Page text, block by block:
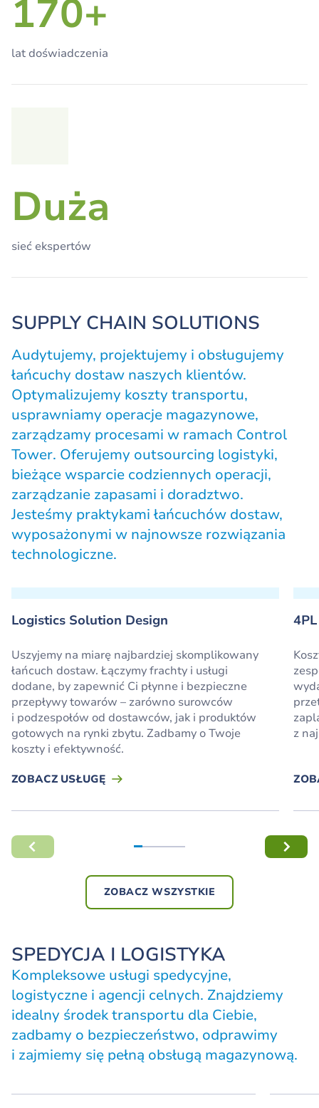
170+
lat doświadczenia
Duża
sieć ekspertów
SUPPLY CHAIN SOLUTIONS
Audytujemy, projektujemy i obsługujemy
łańcuchy dostaw naszych klientów.
Optymalizujemy koszty transportu,
usprawniamy operacje magazynowe,
zarządzamy procesami w ramach Control
Tower. Oferujemy outsourcing logistyki,
bieżące wsparcie codziennych operacji,
zarządzanie zapasami i doradztwo.
Jesteśmy praktykami łańcuchów dostaw,
wyposażonymi w najnowsze rozwiązania
technologiczne.
Logistics Solution Design
Uszyjemy na miarę najbardziej skomplikowany
łańcuch dostaw. Łączymy frachty i usługi
dodane, by zapewnić Ci płynne i bezpieczne
przepływy towarów – zarówno surowców
i podzespołów od dostawców, jak i produktów
gotowych na rynki zbytu. Zadbamy o Twoje
koszty i efektywność.
ZOBACZ USŁUGĘ
4PL
z
ZOBACZ WSZYSTKIE
SPEDYCJA I LOGISTYKA
Kompleksowe usługi spedycyjne,
logistyczne i agencji celnych. Znajdziemy
idealny środek transportu dla Ciebie,
zadbamy o bezpieczeństwo, odprawimy
i zajmiemy się pełną obsługą magazynową.